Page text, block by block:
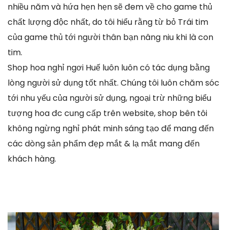
nhiều năm và hứa hẹn hẹn sẽ đem về cho game thủ
chất lượng độc nhất, do tôi hiểu rằng từ bỏ Trái tim
của game thủ tới người thân bạn nâng niu khi là con
tim.
Shop hoa nghỉ ngơi Huế luôn luôn có tác dụng bằng
lòng người sử dụng tốt nhất. Chúng tôi luôn chăm sóc
tới nhu yếu của người sử dụng, ngoại trừ những biểu
tượng hoa đc cung cấp trên website, shop bên tôi
không ngừng nghỉ phát minh sáng tạo để mang đến
các dòng sản phẩm đẹp mắt & lạ mắt mang đến
khách hàng.